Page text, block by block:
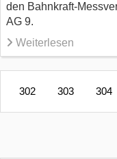
den Bahnkraft-
AG 9.
Weiterlesen
302 303 304